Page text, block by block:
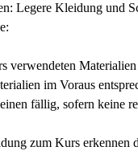
Legere Kleidung und
verwendeten
im Voraus
fällig, sofern keine
zum Kurs erkennen